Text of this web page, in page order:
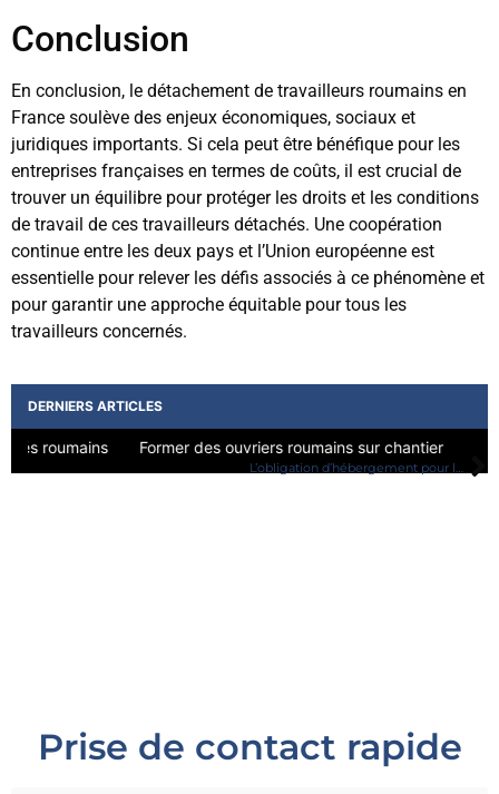
Conclusion
En conclusion, le détachement de travailleurs roumains en
France soulève des enjeux économiques, sociaux et
juridiques importants. Si cela peut être bénéfique pour les
entreprises françaises en termes de coûts, il est crucial de
trouver un équilibre pour protéger les droits et les conditions
de travail de ces travailleurs détachés. Une coopération
continue entre les deux pays et l’Union européenne est
essentielle pour relever les défis associés à ce phénomène et
pour garantir une approche équitable pour tous les
travailleurs concernés.
DERNIERS ARTICLES
Former des ouvriers roumains sur chantier
Prise de contact rapide